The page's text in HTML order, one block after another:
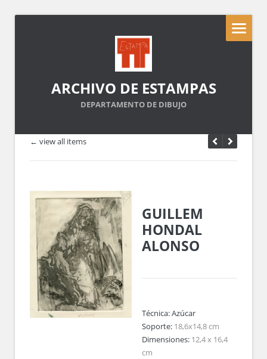
ARCHIVO DE ESTAMPAS
DEPARTAMENTO DE DIBUJO
← view all items
GUILLEM
HONDAL
ALONSO
Técnica:Azúcar
Soporte: 18,6x14,8 cm
Dimensiones: 12,4 x 16,4
cm